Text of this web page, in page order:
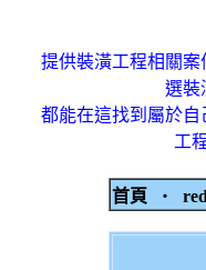
提供裝潢工程相關
選裝
都能在這找到屬於
工
首頁 ‧